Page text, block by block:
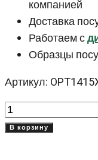
компанией
Доставка
Работаем с
Образцы
Артикул:
Количество
товара
В корзину